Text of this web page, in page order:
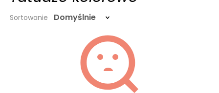
Sortowanie Domyślnie